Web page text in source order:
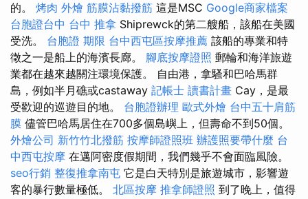
的。 烤肉 外燴 筋膜沾黏撥筋 這是MSC Google商家檔案
台胞證台中 台中 推拿 Shiprewck的第二艘船，該船在美國
受洗。 台胞證 期限 台中西屯區按摩推薦 該船的專業和特
徵之一是船上的海濱長廊。 腳底按摩證照 郵輪和海洋旅遊
業都在越來越關注環境保護。 自由港，拿騷和巴哈馬群
島，例如半月礁或castaway 記帳士 讀書計畫 Cay，是最
受歡迎的巡遊目的地。 台胞證辦理 歐式外燴 台中五十肩筋
膜 儘管巴哈馬居住在700多個島嶼上，但壽命不到50個。
外燴公司 新竹竹北撥筋 按摩師證照班 辦護照要帶什麼 台
中西屯按摩 在邁阿密度假期間，我們幾乎不會面臨風險。
seo行銷 整復推拿南屯 它是白天特別是旅遊城市，影響遊
客的暴行數量極低。 北區按摩 推拿師證照 到了晚上，值得